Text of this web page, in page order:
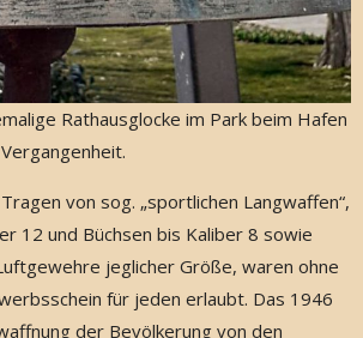
Rathausglocke im Park beim Hafen
von sog. „sportlichen Langwaffen“,
12 und Büchsen bis Kaliber 8 sowie
jeglicher Größe, waren ohne
für jeden erlaubt. Das 1946
der Bevölkerung von den